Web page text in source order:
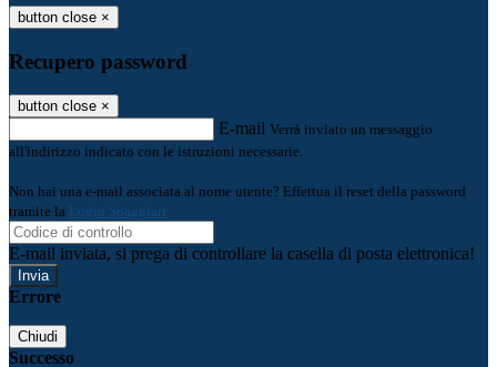
button close ×
Recupero password
button close ×
E-mail Verrà inviato un messaggio
all'indirizzo indicato con le istruzioni necessarie.
Non hai una e-mail associata al nome utente? Effettua il reset della password
tramite la Login Spaggiari
E-mail inviata, si prega di controllare la casella di posta elettronica!
Errore
Chiudi
Successo